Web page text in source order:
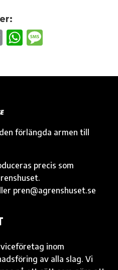
C
n
k
W
p
förlängda armen till
precis som
pren@agrenshuset.se
inom
av alla slag. Vi